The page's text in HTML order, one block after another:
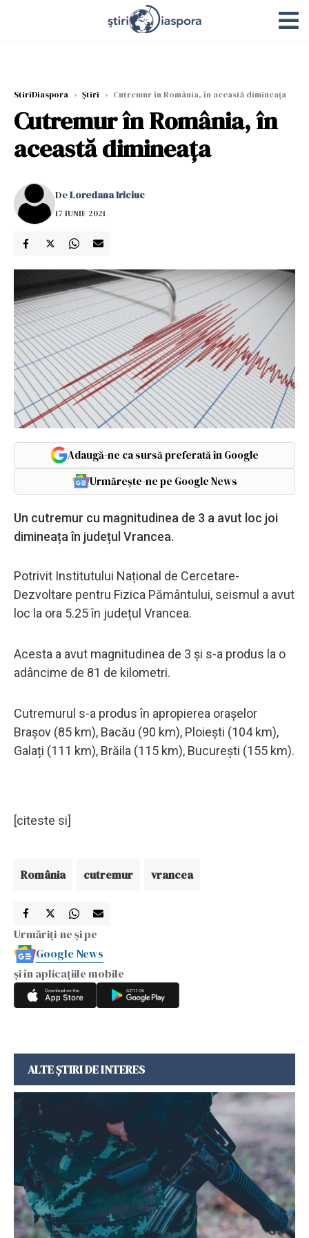
StiriDiaspora › Știri › Cutremur în România, în această dimineața
Cutremur în România, în
această dimineața
DeLoredana Iriciuc
17 IUNIE 2021
Adaugă-ne ca sursă preferată în Google
Urmărește-ne pe Google News
Un cutremur cu magnitudinea de 3 a avut loc joi
dimineața în județul Vrancea.
Potrivit Institutului Național de Cercetare-
Dezvoltare pentru Fizica Pământului, seismul a avut
loc la ora 5.25 în județul Vrancea.
Acesta a avut magnitudinea de 3 și s-a produs la o
adâncime de 81 de kilometri.
Cutremurul s-a produs în apropierea oraşelor
Brașov (85 km), Bacău (90 km), Ploiești (104 km),
Galați (111 km), Brăila (115 km), București (155 km).
[citeste si]
România cutremur vrancea
Urmăriți-ne și pe
Google News
și în aplicațiile mobile
ALTE ȘTIRI DE INTERES